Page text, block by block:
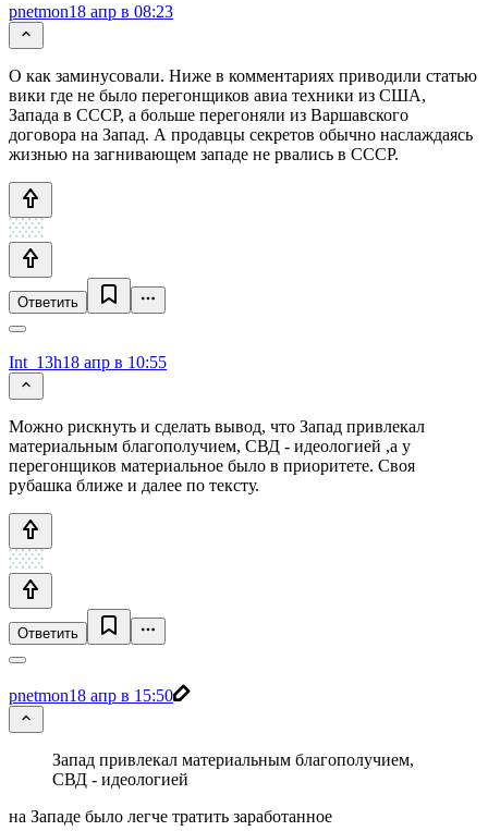
pnetmon18 апр в 08:23
О как заминусовали. Ниже в комментариях приводили статью
вики где не было перегонщиков авиа техники из США,
Запада в СССР, а больше перегоняли из Варшавского
договора на Запад. А продавцы секретов обычно наслаждаясь
жизнью на загнивающем западе не рвались в СССР.
Ответить
Int_13h18 апр в 10:55
Можно рискнуть и сделать вывод, что Запад привлекал
материальным благополучием, СВД - идеологией ,а у
перегонщиков материальное было в приоритете. Своя
рубашка ближе и далее по тексту.
Ответить
pnetmon18 апр в 15:50
Запад привлекал материальным благополучием,
СВД - идеологией
на Западе было легче тратить заработанное